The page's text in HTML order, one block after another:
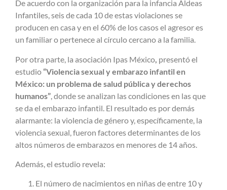
De acuerdo con la organización para la infancia Aldeas
Infantiles, seis de cada 10 de estas violaciones se
producen en casa y en el 60% de los casos el agresor es
un familiar o pertenece al círculo cercano a la familia.
Por otra parte, la asociación Ipas México presentó el
estudio“Violencia sexual y embarazo infantil en
México: un problema de salud pública y derechos
humanos” , donde se analizan las condiciones en las que
se da el embarazo infantil. El resultado es por demás
alarmante: la violencia de género y, específicamente, la
violencia sexual, fueron factores determinantes de los
altos números de embarazos en menores de 14 años.
Además, el estudio revela:
El número de nacimientos en niñas de entre 10 y